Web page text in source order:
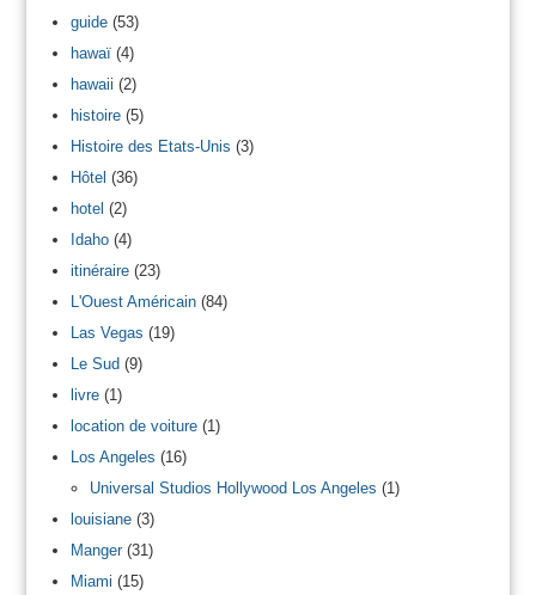
guide(53)
hawaï(4)
hawaii (2)
histoire(5)
Histoire des Etats-Unis (3)
Hôtel (36)
hotel (2)
Idaho(4)
itinéraire(23)
L'Ouest Américain(84)
Las Vegas (19)
Le Sud (9)
livre(1)
location de voiture(1)
Los Angeles (16)
Universal Studios Hollywood Los Angeles (1)
louisiane(3)
Manger(31)
Miami (15)